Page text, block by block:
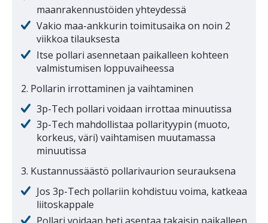
maanrakennustöiden yhteydessä
Vakio maa-ankkurin toimitusaika on noin 2
viikkoa tilauksesta
Itse pollari asennetaan paikalleen kohteen
valmistumisen loppuvaiheessa
2. Pollarin irrottaminen ja vaihtaminen
3p-Tech pollari voidaan irrottaa minuutissa
3p-Tech mahdollistaa pollarityypin (muoto,
korkeus, väri) vaihtamisen muutamassa
minuutissa
3. Kustannussäästö pollarivaurion seurauksena
Jos 3p-Tech pollariin kohdistuu voima, katkeaa
liitoskappale